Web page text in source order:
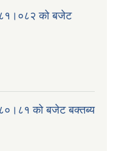
को बजेट
को बजेट बक्तब्य